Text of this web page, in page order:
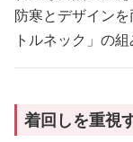
防寒とデザイン
トルネック」の
着回しを重視